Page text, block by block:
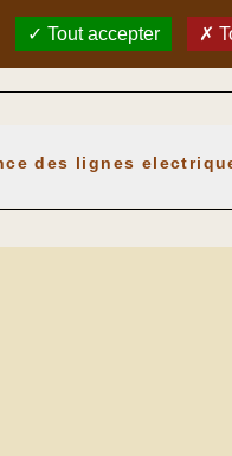
des lignes
Tout accepter